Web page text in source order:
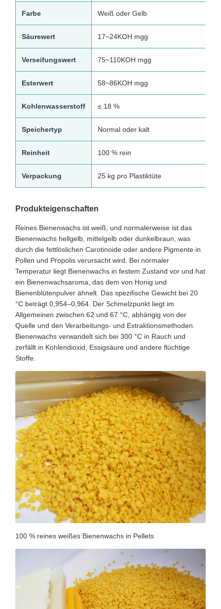
Farbe Weiß oder Gelb
Säurewert 17~24KOH mgg
Verseifungswert 75~110KOH mgg
Esterwert 58~86KOH mgg
Kohlenwasserstoff ≤ 18 %
Speichertyp Normal oder kalt
Reinheit 100 % rein
Verpackung 25 kg pro Plastiktüte
Produkteigenschaften
Reines Bienenwachs ist weiß, und normalerweise ist das
Bienenwachs hellgelb, mittelgelb oder dunkelbraun, was
durch die fettlöslichen Carotinoide oder andere Pigmente in
Pollen und Propolis verursacht wird. Bei normaler
Temperatur liegt Bienenwachs in festem Zustand vor und hat
ein Bienenwachsaroma, das dem von Honig und
Bienenblütenpulver ähnelt. Das spezifische Gewicht bei 20
°C beträgt 0,954–0,964. Der Schmelzpunkt liegt im
Allgemeinen zwischen 62 und 67 °C, abhängig von der
Quelle und den Verarbeitungs- und Extraktionsmethoden.
Bienenwachs verwandelt sich bei 300 °C in Rauch und
zerfällt in Kohlendioxid, Essigsäure und andere flüchtige
Stoffe.
100 % reines weißes Bienenwachs in Pellets